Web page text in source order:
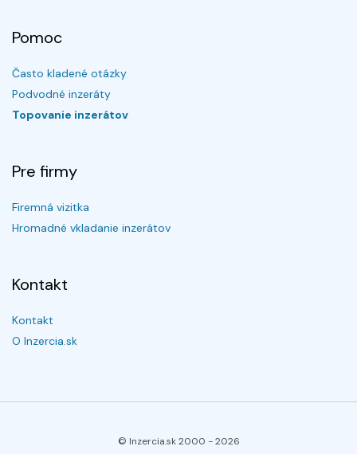
Pomoc
Často kladené otázky
Podvodné inzeráty
Topovanie inzerátov
Pre firmy
Firemná vizitka
Hromadné vkladanie inzerátov
Kontakt
Kontakt
O Inzercia.sk
© Inzercia.sk 2000 -2026